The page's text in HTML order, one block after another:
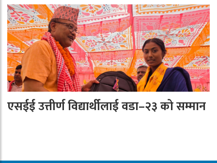
एसईई उत्तीर्ण विद्यार्थीलाई वडा–२३ को सम्मान